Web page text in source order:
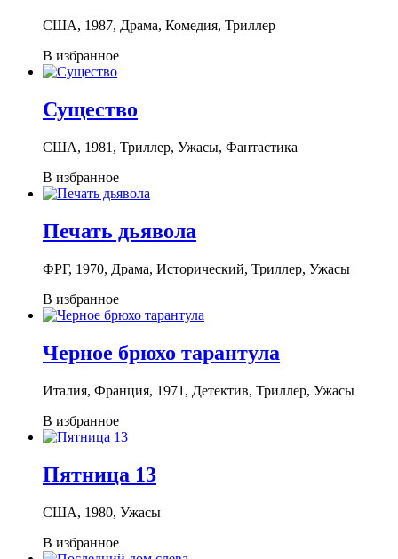
США, 1987, Драма, Комедия, Триллер
В избранное
Существо
США, 1981, Триллер, Ужасы, Фантастика
В избранное
Печать дьявола
ФРГ, 1970, Драма, Исторический, Триллер, Ужасы
В избранное
Черное брюхо тарантула
Италия, Франция, 1971, Детектив, Триллер, Ужасы
В избранное
Пятница 13
США, 1980, Ужасы
В избранное